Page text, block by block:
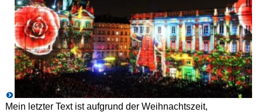
Mein letzter Text ist aufgrund der Weihnachtszeit,